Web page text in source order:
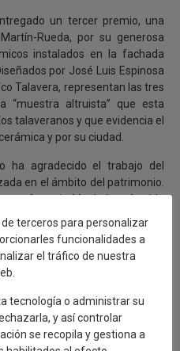
un tercer premio, una
Rueda, por su generosa
instalados en la fachada
por José Luis Espinosa
Talavera, representan las tres
“muestra altruista” que esta
talaveranos y que evidencia el
y por su ciudad.
ha agradecido el trabajo del
en el ámbito del patrimonio.
Antonio Monje ha ofrecido
del patrimonio de Talavera
ha referido a la rehabilitación,
viviendas y espacios
de muralla de El Salvador, El
la Plaza de los Descalzos
de muchos de estos
actualidad.
terceros para personalizar
funcionalidades a
el tráfico de nuestra
tecnología o administrar su
y así controlar
se recopila y gestiona a